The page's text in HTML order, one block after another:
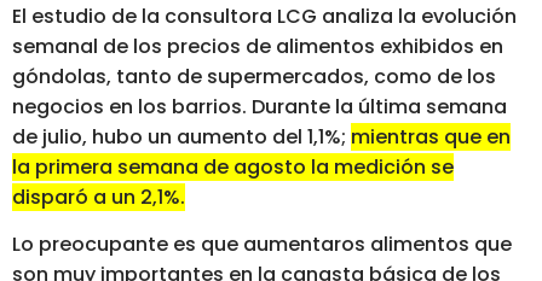
El estudio de la consultora LCG analiza la evolución
semanal de los precios de alimentos exhibidos en
góndolas, tanto de supermercados, como de los
negocios en los barrios. Durante la última semana
de julio, hubo un aumento del 1,1%; mientras que en
la primera semana de agosto la medición se
disparó a un 2,1%.
Lo preocupante es que aumentaros alimentos que
son muy importantes en la canasta básica de los